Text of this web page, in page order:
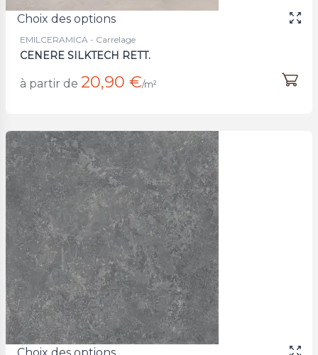
Choix des options
EMILCERAMICA - Carrelage
CENERE SILKTECH RETT.
à partir de 20,90 €/m²
Choix des options